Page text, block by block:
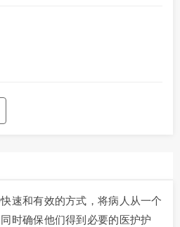
速和有效的方式，将病人从一个
时确保他们得到必要的医护护